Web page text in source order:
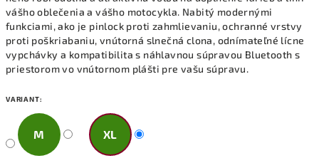
vášho oblečenia a vášho motocykla. Nabitý modernými
funkciami, ako je pinlock proti zahmlievaniu, ochranné vrstvy
proti poškriabaniu, vnútorná slnečná clona, odnímateľné lícne
vypchávky a kompatibilita s náhlavnou súpravou Bluetooth s
priestorom vo vnútornom plášti pre vašu súpravu.
VARIANT:
M XL